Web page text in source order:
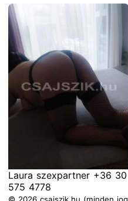
Laura szexpartner +36 30
575 4778
© 2026 csajszik.hu (minden jog